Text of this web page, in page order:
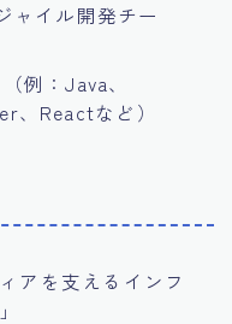
ャイル開発チー
例：Java、
、Reactなど）
アを支えるインフ